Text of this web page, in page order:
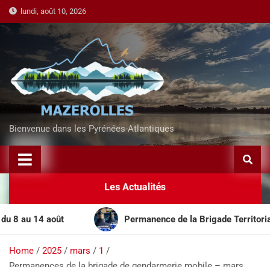
lundi, août 10, 2026
Bienvenue dans les Pyrénées-Atlantiques
Les Actualités
14 août Permanence de la Brigade Territoriale
Home 2025 mars
1